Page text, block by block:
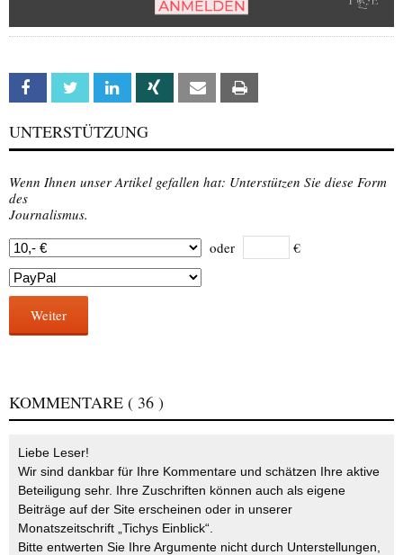
Facebook Twitter Linkedin Xing Email
UNTERSTÜTZUNG
Wenn Ihnen unser Artikel gefallen hat: Unterstützen Sie diese Form
des
Journalismus.
oder
€
Weiter
KOMMENTARE ( 36 )
Liebe Leser!
Wir sind dankbar für Ihre Kommentare und schätzen Ihre aktive
Beteiligung sehr. Ihre Zuschriften können auch als eigene
Beiträge auf der Site erscheinen oder in unserer
Monatszeitschrift „Tichys Einblick“.
Bitte entwerten Sie Ihre Argumente nicht durch Unterstellungen,